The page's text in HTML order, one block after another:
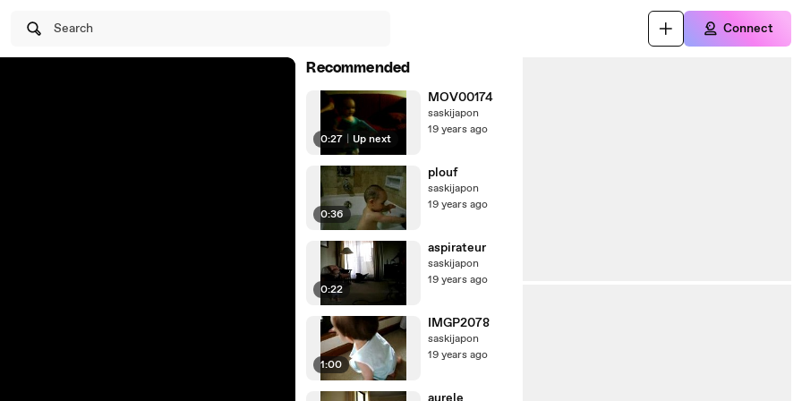
Search Connect
Recommended
0:27 Up next
MOV00174
saskijapon
19 years ago
0:36
plouf
saskijapon
19 years ago
0:22
aspirateur
saskijapon
19 years ago
1:00
IMGP2078
saskijapon
19 years ago